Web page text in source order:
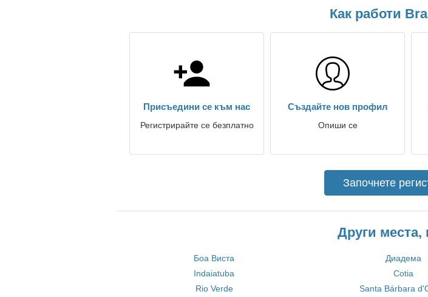
Как работи
Присъедини се към нас
Регистрирайте се безплатно
Създайте нов профил
Опиши се
Започнете
Други места,
Боа Виста Диадема
Indaiatuba
Cotia
Rio Verde
Santa Bárbara